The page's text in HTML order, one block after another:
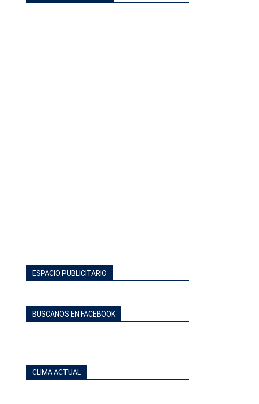
ESPACIO PUBLICITARIO
BUSCANOS EN FACEBOOK
CLIMA ACTUAL